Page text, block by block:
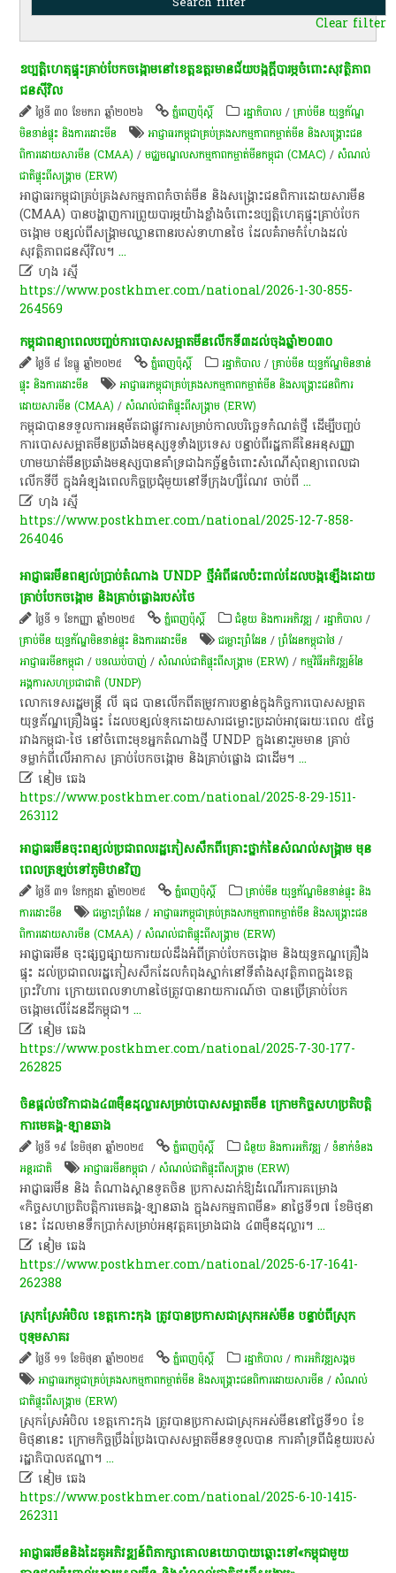
Clear filter
ឧប្បត្តិហេតុផ្ទុះគ្រាប់បែកចង្កោមនៅខេត្តឧត្តរមានជ័យបង្ក​ក្ដីបារម្ភ​ចំពោះ​សុវត្ថិភាព​
ជន​ស៊ីវិល​
ថ្ងៃទី ៣០ ខែមករា ឆ្នាំ២០២៦ ភ្នំពេញប៉ុស្តិ៍ រដ្ឋាភិបាល /គ្រាប់មីន យុទ្ធភ័ណ្ឌ
មិនទាន់ផ្ទុះ និងការដោះមីន
អាជ្ញាធរ​កម្ពុជា​គ្រប់គ្រង​សកម្មភាព​កម្ចាត់​មីន និង​សង្គ្រោះ​ជន
ពិការ​ដោយសារ​មីន (CMAA) /មជ្ឈមណ្ឌល​សកម្មភាពកម្ចាត់​មីន​កម្ពុជា​ (CMAC)​ /សំណល់
ជាតិផ្ទុះពីសង្គ្រាម (ERW)
អាជ្ញាធរកម្ពុជាគ្រប់គ្រងសកម្មភាពកំចាត់មីន និងសង្គ្រោះជនពិការដោយសារមីន
(CMAA) បាន​បង្ហាញ​ការព្រួយបារម្ភយ៉ាងខ្លាំងចំពោះឧប្បត្តិហេតុផ្ទុះគ្រាប់បែក
ចង្កោម បន្សល់​ពី​សង្គ្រាម​ឈ្លានពាន​របស់​ទាហាន​ថៃ​ ដែល​គំរាម​កំហែង​ដល់​
សុវត្ថិភាព​ជន​ស៊ីវិល​។...
 ហុង រស្មី
https://www.postkhmer.com/national/2026-1-30-855-
264569
កម្ពុជា​ពន្យាពេល​​បញ្ចប់​ការ​បោសសម្អាត​មីនលើកទី៣​ដល់​ចុង​ឆ្នាំ​២០៣០
ថ្ងៃទី ៨ ខែធ្នូ ឆ្នាំ២០២៥ ភ្នំពេញប៉ុស្តិ៍ រដ្ឋាភិបាល /គ្រាប់មីន យុទ្ធភ័ណ្ឌមិនទាន់
ផ្ទុះ និងការដោះមីន
អាជ្ញាធរ​កម្ពុជា​គ្រប់គ្រង​សកម្មភាព​កម្ចាត់​មីន និង​សង្គ្រោះ​ជនពិការ​
ដោយសារ​មីន (CMAA) /សំណល់ជាតិផ្ទុះពីសង្គ្រាម (ERW)
​កម្ពុជា​បានទទួល​ការអនុម័ត​ជា​ផ្លូវការ​សម្រាប់កាល​បរិច្ឆេទ​កំណត់​ថ្មី ដើម្បី​បញ្ចប់​
ការ​បោសសម្អាត​មីន​ប្រឆាំង​មនុស្ស​ទូទាំងប្រទេស បន្ទាប់ពី​រដ្ឋ​ភាគី​នៃ​អនុសញ្ញា​
ហាមឃាត់​មីន​ប្រឆាំង​មនុស្ស​បាន​គាំទ្រ​ជា​ឯកច្ឆ័ន្ទ​ចំពោះ​សំណើសុំ​ពន្យា​ពេល​ជា​​
លើក​ទី​បី​ ក្នុងអំឡុងពេល​កិច្ចប្រជុំ​មួយ​នៅ​ទីក្រុង​ហ្សឺ​ណែវ ចាប់ពី...
 ហុង រស្មី
https://www.postkhmer.com/national/2025-12-7-858-
264046
អាជ្ញាធរ​មីន​ពន្យល់​ប្រាប់​តំណាង​ UNDP ថ្មី​អំពី​ផល​ប៉ះពាល់​ដែល​បង្ក​ឡើង​ដោយ​
គ្រាប់​បែក​ចង្កោម និង​គ្រាប់​ផ្លោង​របស់​ថៃ
ថ្ងៃទី ១ ខែកញ្ញា ឆ្នាំ២០២៥ ភ្នំពេញប៉ុស្តិ៍ ជំនួយ និងការអភិវឌ្ឍ /រដ្ឋាភិបាល /
គ្រាប់មីន យុទ្ធភ័ណ្ឌមិនទាន់ផ្ទុះ និងការដោះមីន
ជម្លោះព្រំដែន /ព្រំដែនកម្ពុជាថៃ /
អាជ្ញាធរ​មីនកម្ពុជា /បទ​ឈប់​បាញ់ /សំណល់ជាតិផ្ទុះពីសង្គ្រាម (ERW) /កម្មវិធី​អភិវឌ្ឍន៍​នៃ​
អង្គការសហប្រជាជាតិ (UNDP)
លោក​ទេសរដ្ឋមន្រ្តី លី ធុជ បានលើកពីតម្រូវការបន្ទាន់ក្នុងកិច្ចការបោសសម្អាត
យុទ្ធភ័ណ្ឌគ្រឿងផ្ទុះ ដែលបន្សល់ទុកដោយសារជម្លោះប្រដាប់អាវុធរយៈពេល ៥ថ្ងៃ
រវាងកម្ពុជា-ថៃ នៅចំពោះមុខអ្នកតំណាងថ្មី UNDP ក្នុងនោះរួមមាន គ្រាប់
ទម្លាក់ពីលើអាកាស គ្រាប់បែកចង្កោម និងគ្រាប់ផ្លោង ជាដើម។...
 នៀម ឆេង
https://www.postkhmer.com/national/2025-8-29-1511-
263112
អាជ្ញាធរ​មីន​ចុះ​ពន្យល់​ប្រជាពលរដ្ឋ​ភៀស​សឹកពី​គ្រោះ​ថ្នាក់​នៃ​សំណល់​សង្គ្រាម មុន​
ពេល​ត្រឡប់​ទៅ​ភូមិឋាន​វិញ
ថ្ងៃទី ៣១ ខែកក្កដា ឆ្នាំ២០២៥ ភ្នំពេញប៉ុស្តិ៍
គ្រាប់មីន យុទ្ធភ័ណ្ឌមិនទាន់ផ្ទុះ និង
ការដោះមីន
ជម្លោះព្រំដែន /អាជ្ញាធរ​កម្ពុជា​គ្រប់គ្រង​សកម្មភាព​កម្ចាត់​មីន និង​សង្គ្រោះ​ជន
ពិការ​ដោយសារ​មីន (CMAA) /សំណល់ជាតិផ្ទុះពីសង្គ្រាម (ERW)
អាជ្ញាធរ​មីន​ ចុះ​​ផ្សព្វផ្សាយ​ការ​យល់ដឹង​អំពី​គ្រាប់បែក​ចង្កោម​ និង​យុទ្ធ​ភណ្ឌ​គ្រឿង​
ផ្ទុះ​ ដល់​ប្រជាពលរដ្ឋ​ភៀសសឹក​ដែល​កំពុង​ស្នាក់​នៅ​ទីតាំង​សុវត្ថិភាព​ក្នុង​ខេត្ត​
ព្រះវិហារ ក្រោយ​ពេល​ទាហាន​ថៃ​ត្រូវ​បាន​រាយការណ៍​ថា បាន​ប្រើគ្រាប់​បែក​
ចង្កោម​លើ​ដែន​ដី​កម្ពុជា។...
 នៀម ឆេង
https://www.postkhmer.com/national/2025-7-30-177-
262825
ចិន​ផ្ដល់​ថវិកា​ជាង៤៣​ម៉ឺន​ដុល្លារ​សម្រាប់​បោស​សម្អាត​មីន ក្រោម​​កិច្ចសហប្រតិបត្តិ
ការមេគង្គ-ឡានឆាង
ថ្ងៃទី ១៩ ខែមិថុនា ឆ្នាំ២០២៥ ភ្នំពេញប៉ុស្តិ៍ ជំនួយ និងការអភិវឌ្ឍ /ទំនាក់ទំនង
អន្តរជាតិ
អាជ្ញាធរ​មីនកម្ពុជា /សំណល់ជាតិផ្ទុះពីសង្គ្រាម (ERW)
អាជ្ញាធរ​មីន និង តំណាង​ស្ថាន​ទូត​ចិន​ ប្រកាស​ដាក់ឱ្យដំណើរការគម្រោង
«កិច្ចសហប្រតិបត្តិការមេគង្គ-ឡានឆាង ក្នុងសកម្មភាពមីន» នាថ្ងៃទី១៧ ខែមិថុនា​
នេះ ដែល​មាន​ទឹកប្រាក់​សម្រាប់​អនុវត្ត​គម្រោង​ជាង​ ៤៣​ម៉ឺន​ដុល្លារ។...
 នៀម ឆេង
https://www.postkhmer.com/national/2025-6-17-1641-
262388
ស្រុកស្រែអំបិល ខេត្តកោះកុង ត្រូវ​បាន​ប្រកាស​ជា​ស្រុកអស់មីន​ បន្ទាប់​ពី​ស្រុក​
បុទុម​សាគរ
ថ្ងៃទី ១១ ខែមិថុនា ឆ្នាំ២០២៥ ភ្នំពេញប៉ុស្តិ៍ រដ្ឋាភិបាល /ការ​អភិវឌ្ឍ​សង្គម
អាជ្ញាធរកម្ពុជាគ្រប់គ្រងសកម្មភាពកម្ចាត់មីន និងសង្គ្រោះជនពិការដោយសារមីន /សំណល់
ជាតិផ្ទុះពីសង្គ្រាម (ERW)
ស្រុកស្រែអំបិល ខេត្តកោះកុង ត្រូវ​បាន​ប្រកាស​ជា​ស្រុកអស់​មីន​នៅ​ថ្ងៃ​ទី១០ ខែ
មិថុនា​នេះ ក្រោម​កិច្ច​ប្រឹងប្រែង​បោស​សម្អាត​មីន​ទទួល​បាន​ ការ​គាំទ្រ​ពី​ជំនួយរបស់
រដ្ឋាភិបាលឥណ្ឌា។...
 នៀម ឆេង
https://www.postkhmer.com/national/2025-6-10-1415-
262311
អាជ្ញាធរមីន​និង​ដៃគូ​អភិវឌ្ឍន៍​ពិភាក្សា​គោល​នយោបាយ​ឆ្ពោះ​ទៅ​​«កម្ពុជាមួយ